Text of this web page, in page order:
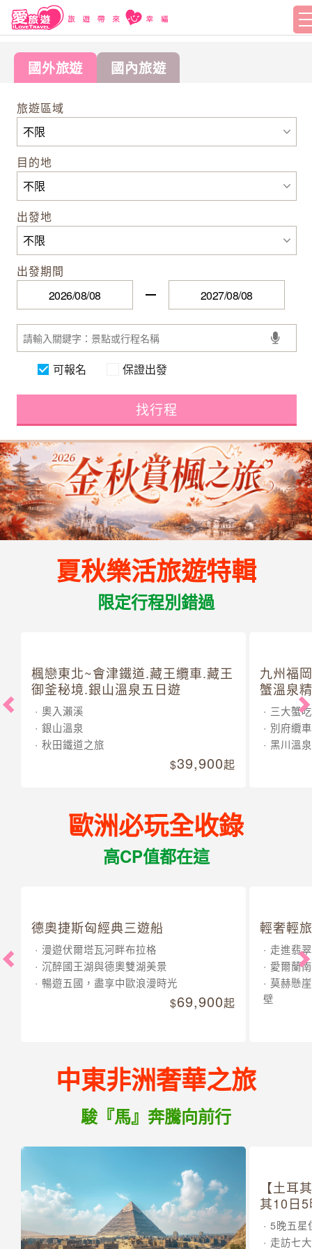
國外旅遊 國內旅遊
旅遊區域
目的地
出發地
出發期間
可報名 保證出發
找行程
夏秋樂活旅遊特輯
限定行程別錯過
楓戀東北~會津鐵道.藏王纜車.藏王
御釜秘境.銀山溫泉五日遊
奧入瀨溪
銀山溫泉
秋田鐵道之旅
39,900起
九州福
蟹溫泉
三大蟹
別府纜車
黑川溫泉
歐洲必玩全收錄
高CP值都在這
德奧捷斯匈經典三遊船
漫遊伏爾塔瓦河畔布拉格
沉醉國王湖與德奧雙湖美景
暢遊五國，盡享中歐浪漫時光
69,900起
輕奢輕
走進翡
愛爾蘭
莫赫懸
壁
中東非洲奢華之旅
駿『馬』奔騰向前行
【土耳
其10日
5晚五星
走訪七